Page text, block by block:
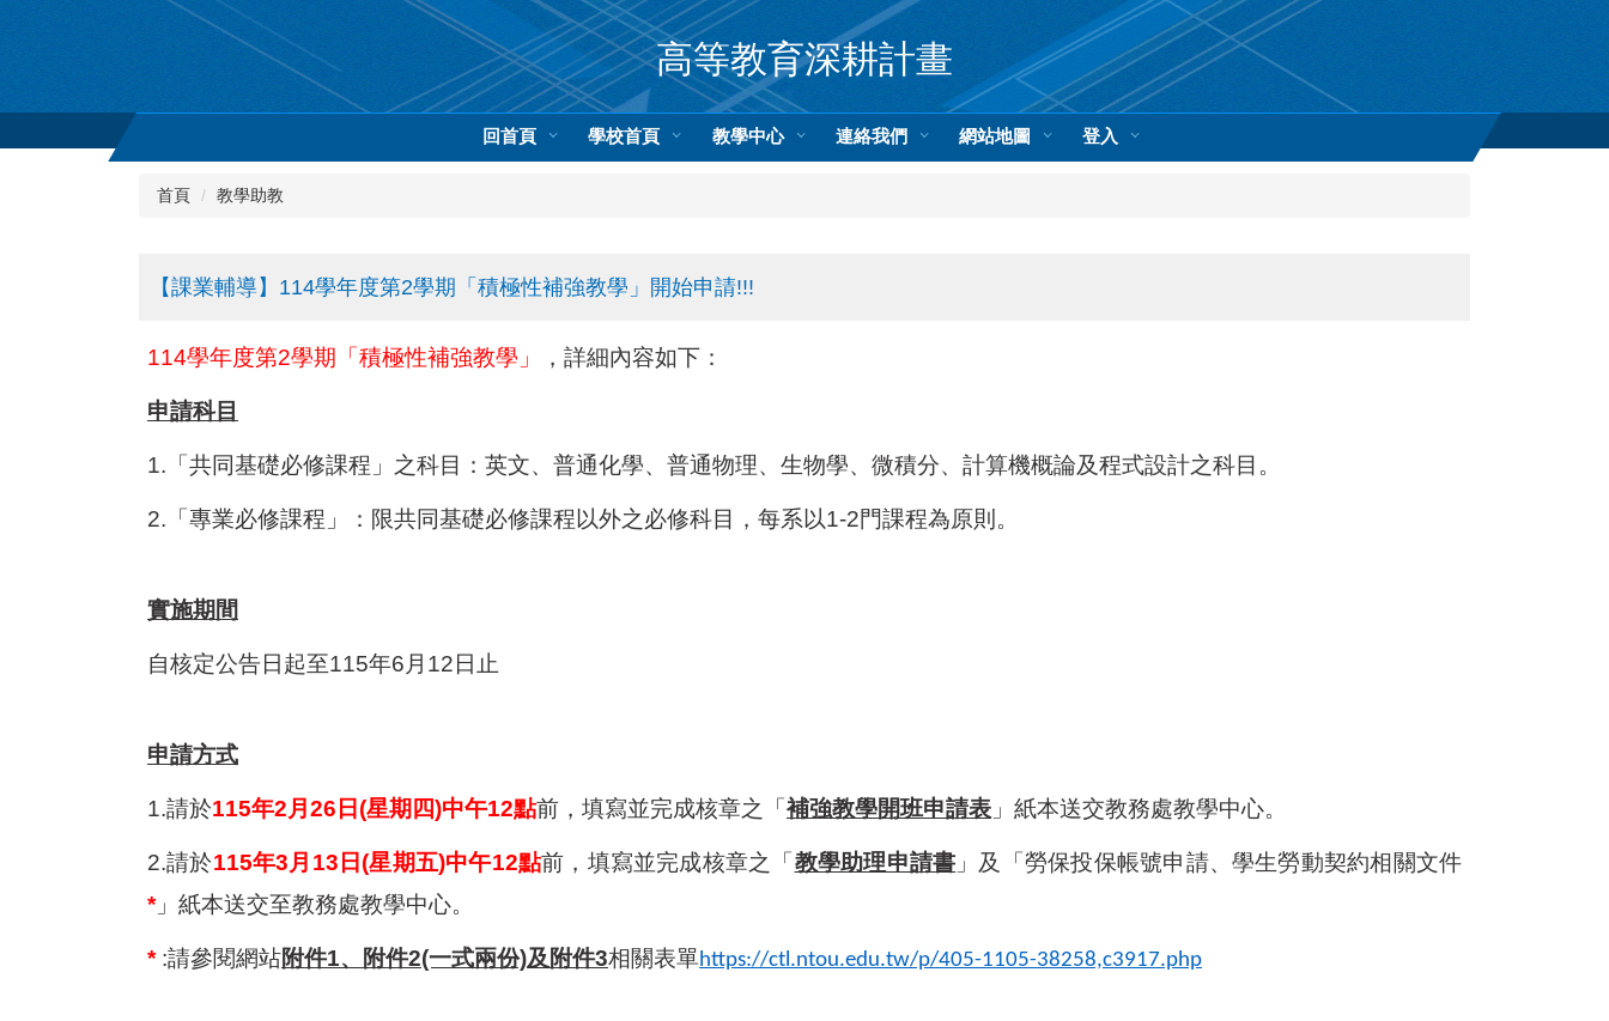
內
高等教育深耕計畫
回首頁 學校首頁 教學中心 連絡我們 網站地圖 登入
首頁 教學助教
【課業輔導】114學年度第2學期「積極性補強教學」開始申請!!!
114學年度第2學期「積極性補強教學」 ，詳細內容如下：
申請科目
1. 「共同基礎必修課程」之科目：英文、普通化學、普通物理、生物學、微積分、計算機概論及程式設計之科目。
2. 「專業必修課程」：限共同基礎必修課程以外之必修科目，每系以1-2門課程為原則。
實施期間
自核定公告日起至115年6月12日止
申請方式
1.請於115年2月26日(星期四)中午12點前，填寫並完成核章之「 補強教學開班申請表 」紙本送交教務處教學中心。
2.請於115年3月13日(星期五)中午12點前，填寫並完成核章之「 教學助理申請書 」及「勞保投保帳號申請、學生勞動契約相關文件
*」紙本送交至教務處教學中心。
*:請參閱網站附件1、附件2(一式兩份)及附件3相關表單https://ctl.ntou.edu.tw/p/405-1105-38258,c3917.php